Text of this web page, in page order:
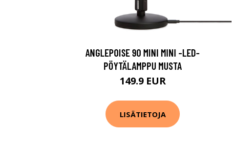
ANGLEPOISE 90 MINI MINI -LED-
PÖYTÄLAMPPU MUSTA
149.9 EUR
LISÄTIETOJA